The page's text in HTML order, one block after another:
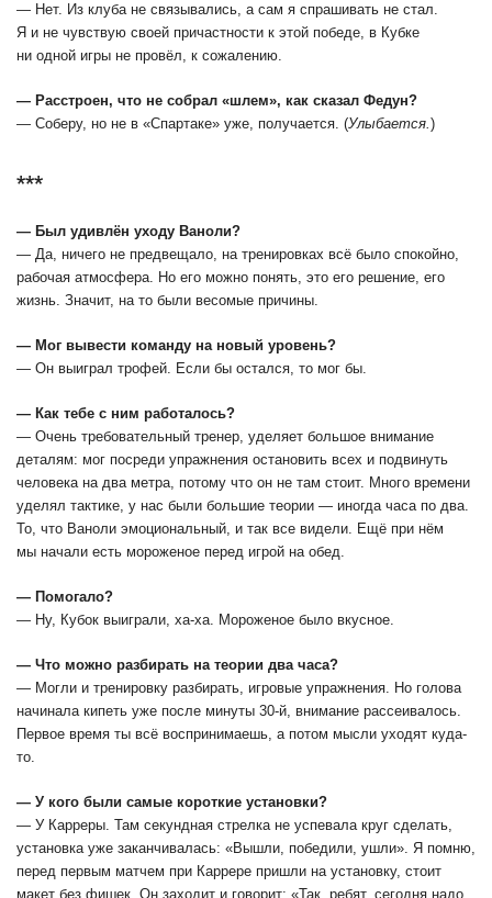
― Нет. Из клуба не связывались, а сам я спрашивать не стал.
Я и не чувствую своей причастности к этой победе, в Кубке
ни одной игры не провёл, к сожалению.
― Расстроен, что не собрал «шлем», как сказал Федун?
― Соберу, но не в «Спартаке» уже, получается. (Улыбается.)
***
― Был удивлён уходу Ваноли?
― Да, ничего не предвещало, на тренировках всё было спокойно,
рабочая атмосфера. Но его можно понять, это его решение, его
жизнь. Значит, на то были весомые причины.
― Мог вывести команду на новый уровень?
― Он выиграл трофей. Если бы остался, то мог бы.
― Как тебе с ним работалось?
― Очень требовательный тренер, уделяет большое внимание
деталям: мог посреди упражнения остановить всех и подвинуть
человека на два метра, потому что он не там стоит. Много времени
уделял тактике, у нас были большие теории ― иногда часа по два.
То, что Ваноли эмоциональный, и так все видели. Ещё при нём
мы начали есть мороженое перед игрой на обед.
― Помогало?
― Ну, Кубок выиграли, ха-ха. Мороженое было вкусное.
― Что можно разбирать на теории два часа?
― Могли и тренировку разбирать, игровые упражнения. Но голова
начинала кипеть уже после минуты 30-й, внимание рассеивалось.
Первое время ты всё воспринимаешь, а потом мысли уходят куда-
то.
― У кого были самые короткие установки?
― У Карреры. Там секундная стрелка не успевала круг сделать,
установка уже заканчивалась: «Вышли, победили, ушли». Я помню,
перед первым матчем при Каррере пришли на установку, стоит
макет без фишек. Он заходит и говорит: «Так, ребят, сегодня надо